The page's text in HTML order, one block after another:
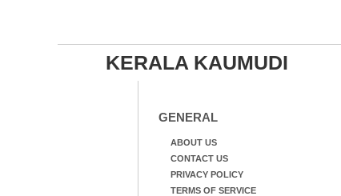
KERALA KAUMUDI
GENERAL
ABOUT US
CONTACT US
PRIVACY POLICY
TERMS OF SERVICE